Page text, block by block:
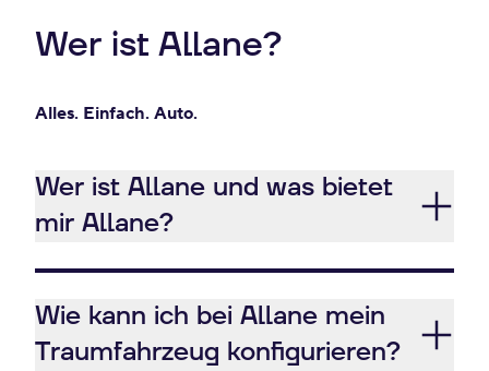
Wer ist Allane?
Alles. Einfach. Auto.
Wer ist Allane und was bietet
mir Allane?
Wie kann ich bei Allane mein
Traumfahrzeug konfigurieren?